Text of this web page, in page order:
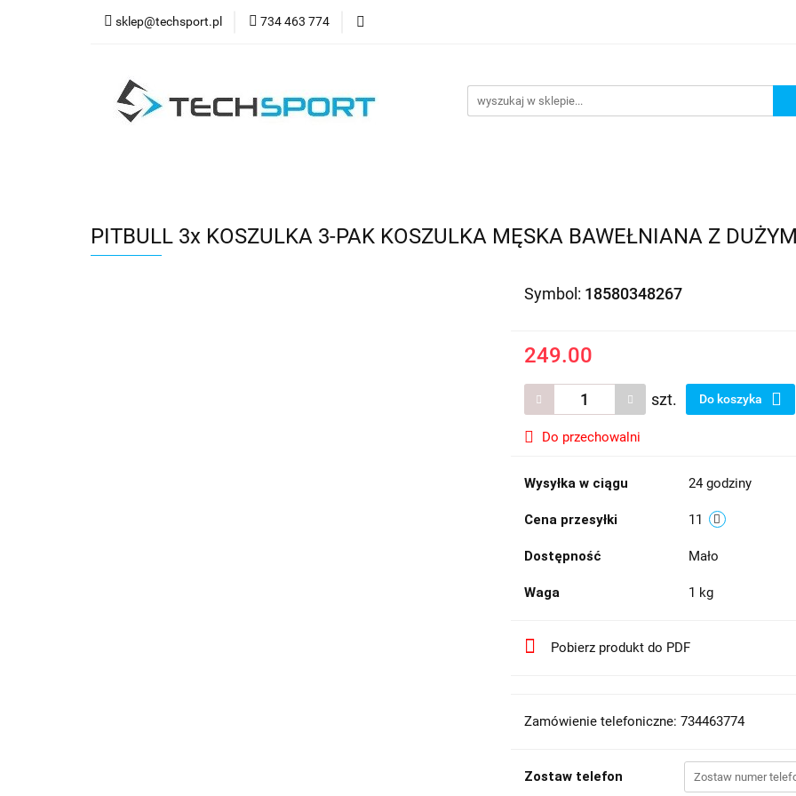
sklep@techsport.pl 734 463 774
WYPRZEDAŻ
PITBULL 3x KOSZULKA 3-PAK KOSZULKA MĘSKA BAWEŁNIANA Z
Symbol: 18580348267
249.00
szt. Do koszyka
Do przechowalni
Wysyłka w ciągu 24 godziny
Cena przesyłki 11
Dostępność Mało
Waga 1 kg
Pobierz produkt do PDF
Zamówienie telefoniczne: 734463774
Zostaw telefon